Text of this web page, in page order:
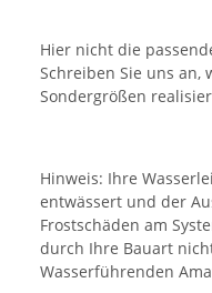
Hier nicht die
Schreiben Sie uns an,
Sondergrößen
Hinweis: Ihre
entwässert und der
Frostschäden am
durch Ihre Bauart
Wasserführenden